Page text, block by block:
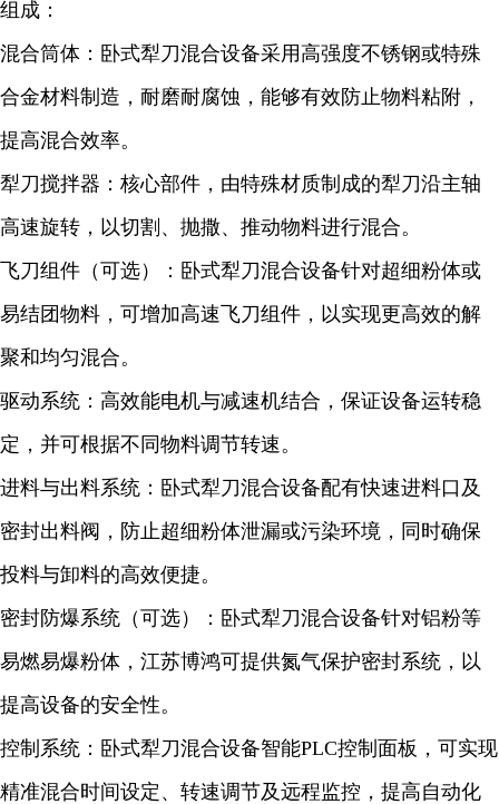
组成：
混合筒体：卧式犁刀混合设备采用高强度不锈钢或特殊
合金材料制造，耐磨耐腐蚀，能够有效防止物料粘附，
提高混合效率。
犁刀搅拌器：核心部件，由特殊材质制成的犁刀沿主轴
高速旋转，以切割、抛撒、推动物料进行混合。
飞刀组件（可选）：卧式犁刀混合设备针对超细粉体或
易结团物料，可增加高速飞刀组件，以实现更高效的解
聚和均匀混合。
驱动系统：高效能电机与减速机结合，保证设备运转稳
定，并可根据不同物料调节转速。
进料与出料系统：卧式犁刀混合设备配有快速进料口及
密封出料阀，防止超细粉体泄漏或污染环境，同时确保
投料与卸料的高效便捷。
密封防爆系统（可选）：卧式犁刀混合设备针对铝粉等
易燃易爆粉体，江苏博鸿可提供氮气保护密封系统，以
提高设备的安全性。
控制系统：卧式犁刀混合设备智能PLC控制面板，可实现
精准混合时间设定、转速调节及远程监控，提高自动化